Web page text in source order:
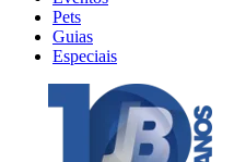
Pets
Guias
Especiais
Explore Tudo
Últimas Notícias
Previsão do Tempo
Trânsito e Rotas